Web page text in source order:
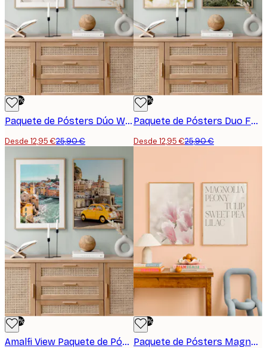
-50%
Paquete de Pósters Dúo White Love
Desde 12,95 €25,90 €
-50%
Paquete de Pósters Duo Foggy Summer
Desde 12,95 €25,90 €
-50%
Amalfi View Paquete de Pósters Duo
-50%
Paquete de Pósters Magnolia